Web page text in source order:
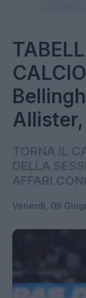
Allister,
TORNA IL
DELLA
AFFARI
Venerdì, 09